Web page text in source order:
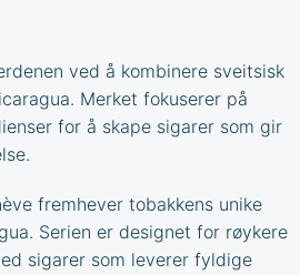
ved å kombinere sveitsisk
Merket fokuserer på
for å skape sigarer som gir
fremhever tobakkens unike
Serien er designet for røykere
sigarer som leverer fyldige